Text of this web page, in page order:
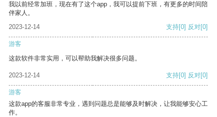
我以前经常加班，现在有了这个app，我可以提前下班，有更多的时间陪
伴家人。
2023-12-14
支持[0] 反对[0]
游客
这款软件非常实用，可以帮助我解决很多问题。
2023-12-14 支持[0] 反对[0]
游客
这款app的客服非常专业，遇到问题总是能够及时解决，让我能够安心工
作。